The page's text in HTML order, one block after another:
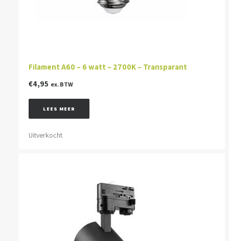
Filament A60 – 6 watt – 2700K – Transparant
€4,95 ex. BTW
LEES MEER
Uitverkocht